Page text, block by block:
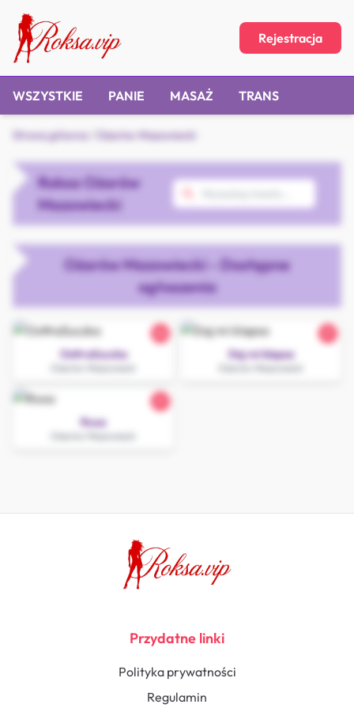
Rejestracja
WSZYSTKIE PANIE MASAŻ TRANS
Strona główna Ożarów Mazowiecki
Roksa Ożarów
Mazowiecki
Ożarów Mazowiecki - Dostępne
ogłoszenia
OsttraSuczka Daj mi klapsa
Roxa
Przydatne linki
Polityka prywatności
Regulamin